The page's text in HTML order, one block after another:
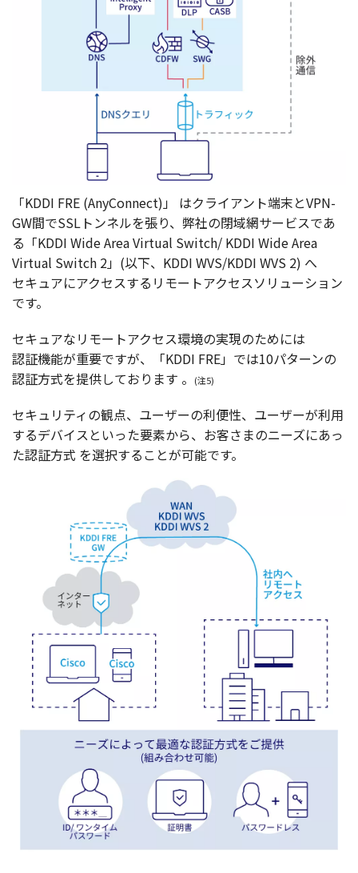
「KDDI FRE (AnyConnect)」 はクライアント端末とVPN-
GW間でSSL トンネルを張り、 弊社の閉域網サービスであ
る「KDDI Wide Area Virtual Switch/ KDDI Wide Area
Virtual Switch 2」(以下、KDDI WVS/KDDI WVS 2) へ
セキュアにアクセスする リモートアクセスソリューション
です。
セキュアなリモートアクセス環境の実現のためには
認証機能が重要ですが、「KDDI FRE」では10パターンの
認証方式を提供しております 。 (注5)
セキュリティの観点、 ユーザーの利便性、 ユーザーが利用
するデバイスといった要素から、お客さまのニーズにあっ
た認証方式 を選択することが可能です。